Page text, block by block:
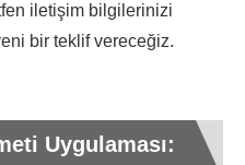
iletişim bilgilerinizi
bir teklif vereceğiz.
Uygulaması: